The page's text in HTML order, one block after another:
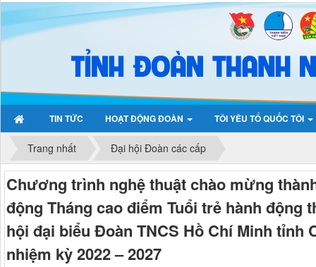
TIN TỨC HOẠT ĐỘNG ĐOÀN TÔI YÊU TỔ QUỐC TÔI
Trang nhất Đại hội Đoàn các cấp
Chương trình nghệ thuật chào mừng
động Tháng cao điểm Tuổi trẻ hành động
hội đại biểu Đoàn TNCS Hồ Chí Minh tỉnh
nhiệm kỳ 2022 – 2027